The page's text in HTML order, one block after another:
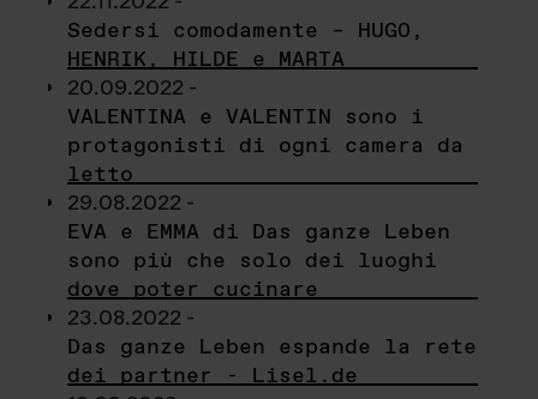
Sedersi comodamente – HUGO,
HENRIK, HILDE e MARTA
20.09.2022 -
VALENTINA e VALENTIN sono i
protagonisti di ogni camera da
letto
29.08.2022 -
EVA e EMMA di Das ganze Leben
sono più che solo dei luoghi
dove poter cucinare
23.08.2022 -
Das ganze Leben espande la rete
dei partner - Lisel.de